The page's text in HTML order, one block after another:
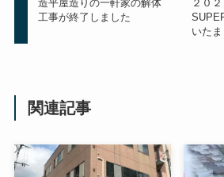
造平屋造りの一軒家の解体
工事が終了しました
２０
いた
関連記事